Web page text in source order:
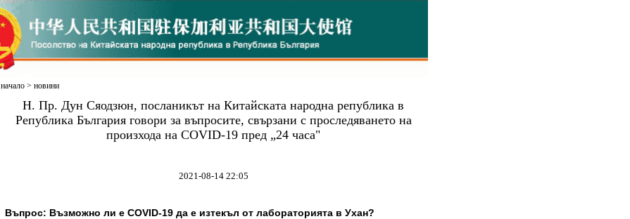
начало> новини
Н. Пр. Дун Сяодзюн, посланикът на Китайската народна република в
Република България говори за въпросите, свързани с проследяването на
произхода на COVID-19 пред „24 часа"
2021-08-14 22:05
Въпрос: Възможно ли е COVID-19 да е изтекъл от лабораторията в Ухан?